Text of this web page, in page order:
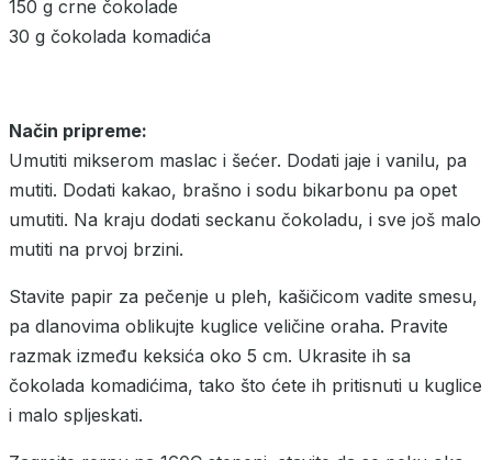
150 g crne čokolade
30 g čokolada komadića
Način pripreme:
Umutiti mikserom maslac i šećer. Dodati jaje i vanilu, pa
mutiti. Dodati kakao, brašno i sodu bikarbonu pa opet
umutiti. Na kraju dodati seckanu čokoladu, i sve još malo
mutiti na prvoj brzini.
Stavite papir za pečenje u pleh, kašičicom vadite smesu,
pa dlanovima oblikujte kuglice veličine oraha. Pravite
razmak između keksića oko 5 cm. Ukrasite ih sa
čokolada komadićima, tako što ćete ih pritisnuti u kuglice
i malo spljeskati.